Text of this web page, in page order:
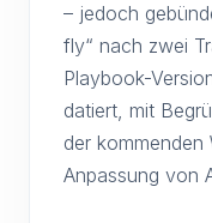
– jedoch
fly“ nach zwei
Playbook-
datiert, mit
der
Anpassung von